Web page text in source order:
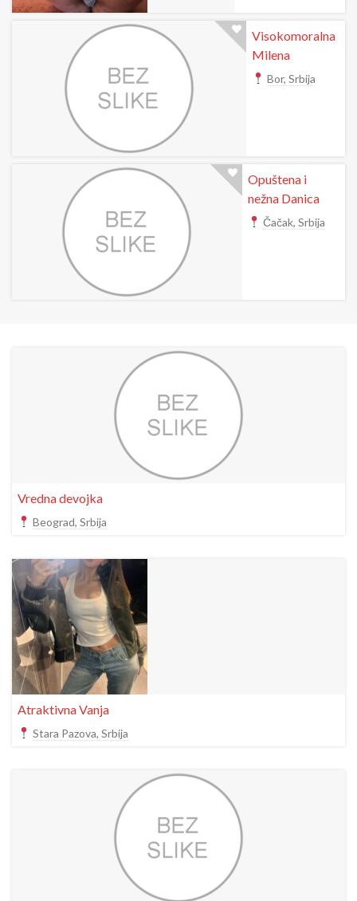
Visokomoralna
Milena
Bor, Srbija
Opuštena i
nežna Danica
Čačak, Srbija
Vredna devojka
Beograd, Srbija
Atraktivna Vanja
Stara Pazova, Srbija